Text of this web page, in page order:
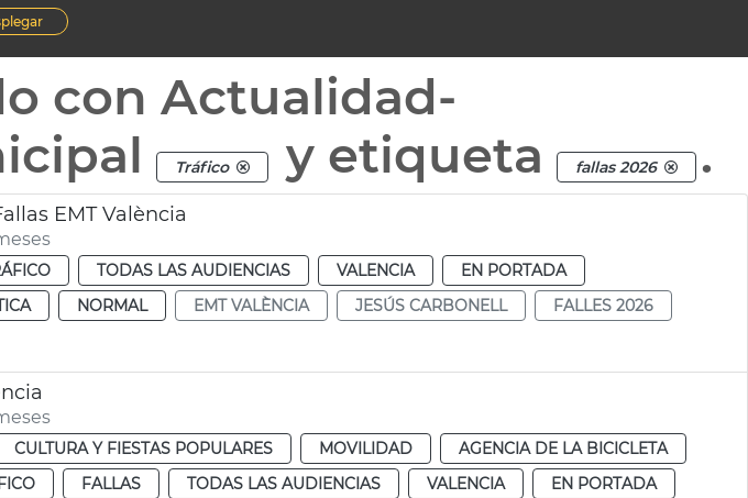
con Actualidad-
Tráfico y etiqueta fallas 2026 .
EMT València
TODAS LAS AUDIENCIAS VALENCIA
EN PORTADA
NORMAL EMT VALÈNCIA JESÚS CARBONELL
FALLES 2026
CULTURA Y FIESTAS POPULARES MOVILIDAD
AGENCIA DE LA BICICLETA
FALLAS TODAS LAS AUDIENCIAS VALENCIA
EN PORTADA